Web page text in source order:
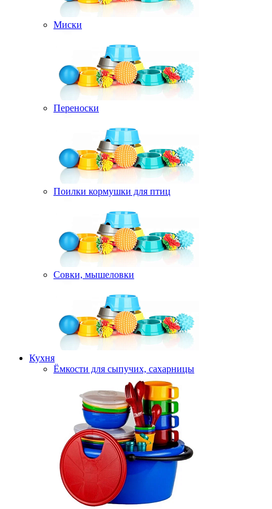
Миски
Переноски
Поилки кормушки для птиц
Совки, мышеловки
Кухня
Ёмкости для сыпучих, сахарницы